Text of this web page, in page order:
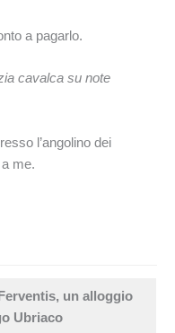
a pagarlo.
cavalca su note
l’angolino dei
me.
un alloggio
Ubriaco